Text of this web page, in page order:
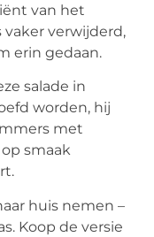
van het
verwijderd,
erin gedaan.
salade in
worden, hij
met
smaak
huis nemen –
Koop de versie